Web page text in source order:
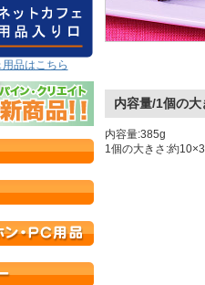
品はこちら
内容量/1個の大
内容量:385g
1個の大きさ:約